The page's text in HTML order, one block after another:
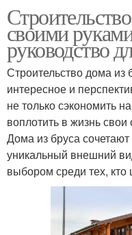
своими
руководство
Строительство дома из
интересное и
не только сэкономить
воплотить в жизнь
Дома из бруса сочетают
уникальный внешний
выбором среди тех, кто